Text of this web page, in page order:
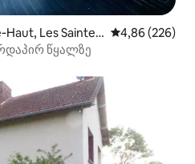
Les Saintes, საშუალო
4,86 (226)
წყალზე